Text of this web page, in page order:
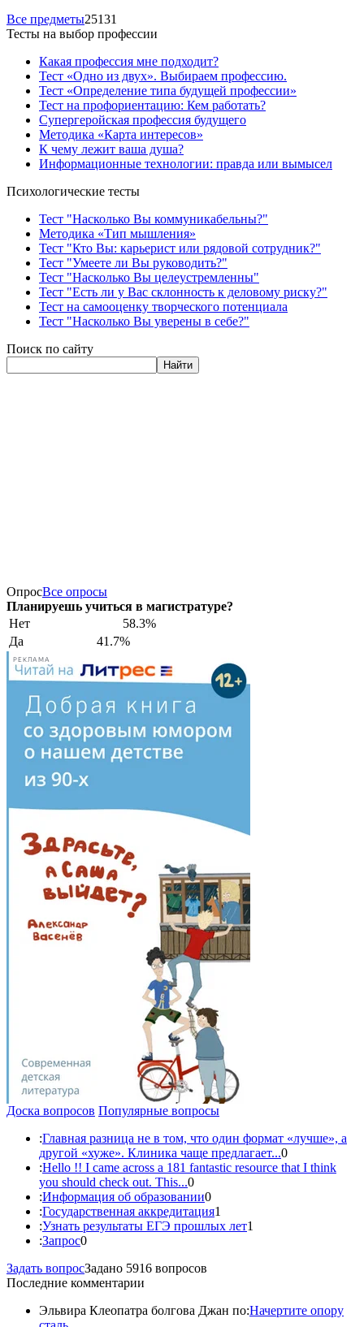
Все предметы25131
Тесты на выбор профессии
Какая профессия мне подходит?
Тест «Одно из двух». Выбираем профессию.
Тест «Определение типа будущей профессии»
Тест на профориентацию: Кем работать?
Супергеройская профессия будущего
Методика «Карта интересов»
К чему лежит ваша душа?
Информационные технологии: правда или вымысел
Психологические тесты
Тест "Насколько Вы коммуникабельны?"
Методика «Тип мышления»
Тест "Кто Вы: карьерист или рядовой сотрудник?"
Тест "Умеете ли Вы руководить?"
Тест "Насколько Вы целеустремленны"
Тест "Есть ли у Вас склонность к деловому риску?"
Тест на самооценку творческого потенциала
Тест "Насколько Вы уверены в себе?"
Поиск по сайту
Найти
ОпросВсе опросы
Планируешь учиться в магистратуре?
Нет
58.3%
Да
41.7%
РЕКЛАМА
Доска вопросов Популярные вопросы
:Главная разница не в том, что один формат «лучше», а
другой «хуже». Клиника чаще предлагает...0
:Hello !! I came across a 181 fantastic resource that I think
you should check out. This...0
:Информация об образовании0
:Государственная аккредитация1
:Узнать результаты ЕГЭ прошлых лет1
:Запрос0
Задать вопросЗадано 5916 вопросов
Последние комментарии
Эльвира Клеопатра болгова Джан по:Начертите опору